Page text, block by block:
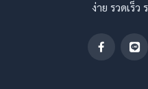
ง่าย รวดเร็